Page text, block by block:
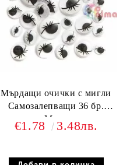
Мърдащи очички с мигли
Самозалепващи 36 бр.
Микс
€1.78 3.48лв.